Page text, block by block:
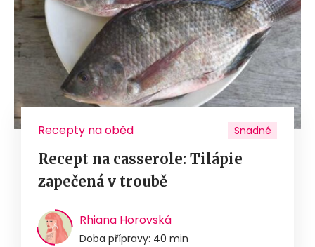
Recepty na oběd Snadné
Recept na casserole: Tilápie
zapečená v troubě
Rhiana Horovská
Doba přípravy: 40 min